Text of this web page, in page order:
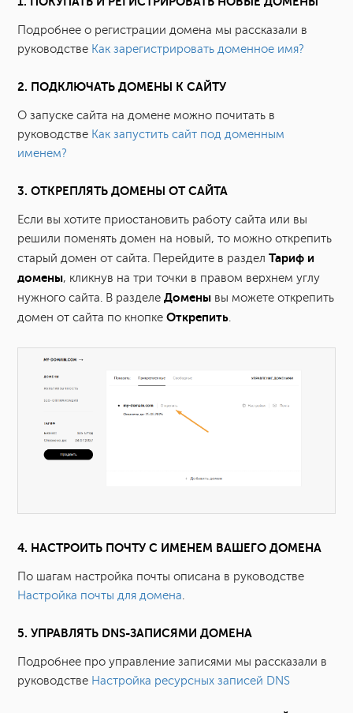
Подробнее о регистрации домена мы рассказали в
руководстве Как зарегистрировать доменное имя?
2. ПОДКЛЮЧАТЬ ДОМЕНЫ К САЙТУ
О запуске сайта на домене можно почитать в
руководстве Как запустить сайт под доменным
именем?
3. ОТКРЕПЛЯТЬ ДОМЕНЫ ОТ САЙТА
Если вы хотите приостановить работу сайта или вы
решили поменять домен на новый, то можно открепить
старый домен от сайта. Перейдите в разделТариф и
домены, кликнув на три точки в правом верхнем углу
нужного сайта. В разделеДомены вы можете открепить
домен от сайта по кнопкеОткрепить.
4. НАСТРОИТЬ ПОЧТУ С ИМЕНЕМ ВАШЕГО ДОМЕНА
По шагам настройка почты описана в руководстве
Настройка почты для домена.
5. УПРАВЛЯТЬ DNS-ЗАПИСЯМИ ДОМЕНА
Подробнее про управление записями мы рассказали в
руководстве Настройка ресурсных записей DNS